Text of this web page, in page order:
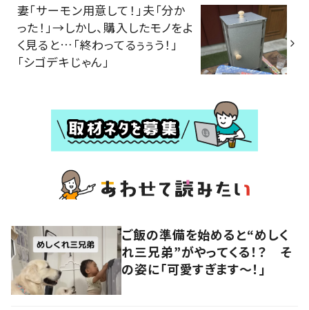
妻「サーモン用意して！」夫「分か
った！」→しかし、購入したモノをよ
く見ると…「終わってるぅぅう！」
「シゴデキじゃん」
ご飯の準備を始めると“めしく
れ三兄弟”がやってくる！？ そ
の姿に「可愛すぎます〜！」